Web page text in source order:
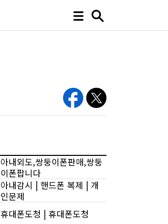
아내외도,쌍둥이폰판매,쌍둥
이폰팝니다
아내감시 | 핸드폰 복제 | 개
인문제
휴대폰도청 | 휴대폰도청